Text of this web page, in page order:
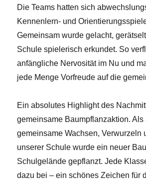
Die Teams hatten sich
Kennenlern- und
Gemeinsam wurde gelacht,
Schule spielerisch erkundet. So
anfängliche Nervosität im Nu und
jede Menge Vorfreude auf die
Ein absolutes Highlight des
gemeinsame Baumpflanzaktion. Als
gemeinsame Wachsen, Verwurzeln
unserer Schule wurde ein neuer
Schulgelände gepflanzt. Jede
dazu bei – ein schönes Zeichen für